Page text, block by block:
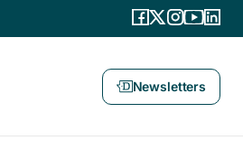
Newsletters